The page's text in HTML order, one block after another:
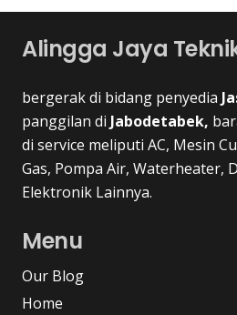
Alingga Jaya
bergerak di bidang penyedia
panggilan di Jabodetabek,
di service meliputi AC, Mesin
Gas, Pompa Air, Waterheater,
Elektronik Lainnya.
Menu
Our Blog
Home